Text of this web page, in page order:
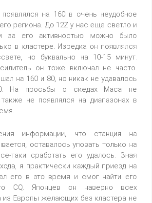
на 160 в очень неудобное
региона. До 12Z у нас еще светло и
за его активностью можно было
в кластере. Изредка он появлялся
но буквально на 10-15 минут.
он тоже включал не часто.
на 160 и 80, но никак не удавалось
На просьбы о скедах Маса не
не появлялся на диапазонах в
информации, что станция на
оставалось уповать только на
таки сработать его удалось. Зная
я практически каждый приезд на
его в это время и смог найти его
CQ. Японцев он наверно всех
из Европы желающих без кластера не